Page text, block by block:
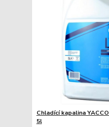
Chladící kapalina
5l